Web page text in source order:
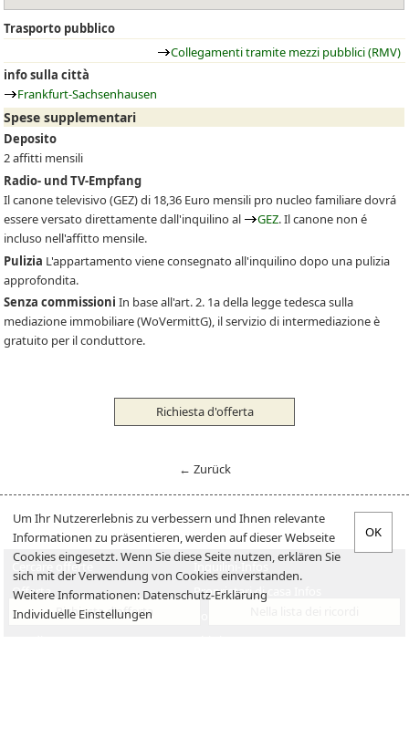
Richiesta d'offerta
Trasporto pubblico
Collegamenti tramite mezzi pubblici (RMV)
info sulla città
Frankfurt-Sachsenhausen
Spese supplementari
Deposito
2 affitti mensili
Radio- und TV-Empfang
Il canone televisivo(GEZ)di 18,36 Euro mensili pro nucleo familiare dovrá
essere versato direttamente dall'inquilino al
GEZ. Il canone non é
incluso nell'affitto mensile.
Pulizia L'appartamento viene consegnato all'inquilino dopo una pulizia
approfondita.
Senza commissioni In base all'art. 2. 1a della legge tedesca sulla
mediazione immobiliare (WoVermittG), il servizio di intermediazione è
gratuito per il conduttore.
Richiesta d'offerta
← Zurück
Cercare offerte
Inquilini-Infos
Offerta
Proprietari di casa Infos
Verkaufen
Um Ihr Nutzererlebnis zu verbessern und Ihnen relevante
Informationen zu präsentieren, werden auf dieser Webseite
Cookies eingesetzt. Wenn Sie diese Seite nutzen, erklären Sie
sich mit der Verwendung von Cookies einverstanden.
Weitere Informationen: Datenschutz-Erklärung
Individuelle Einstellungen